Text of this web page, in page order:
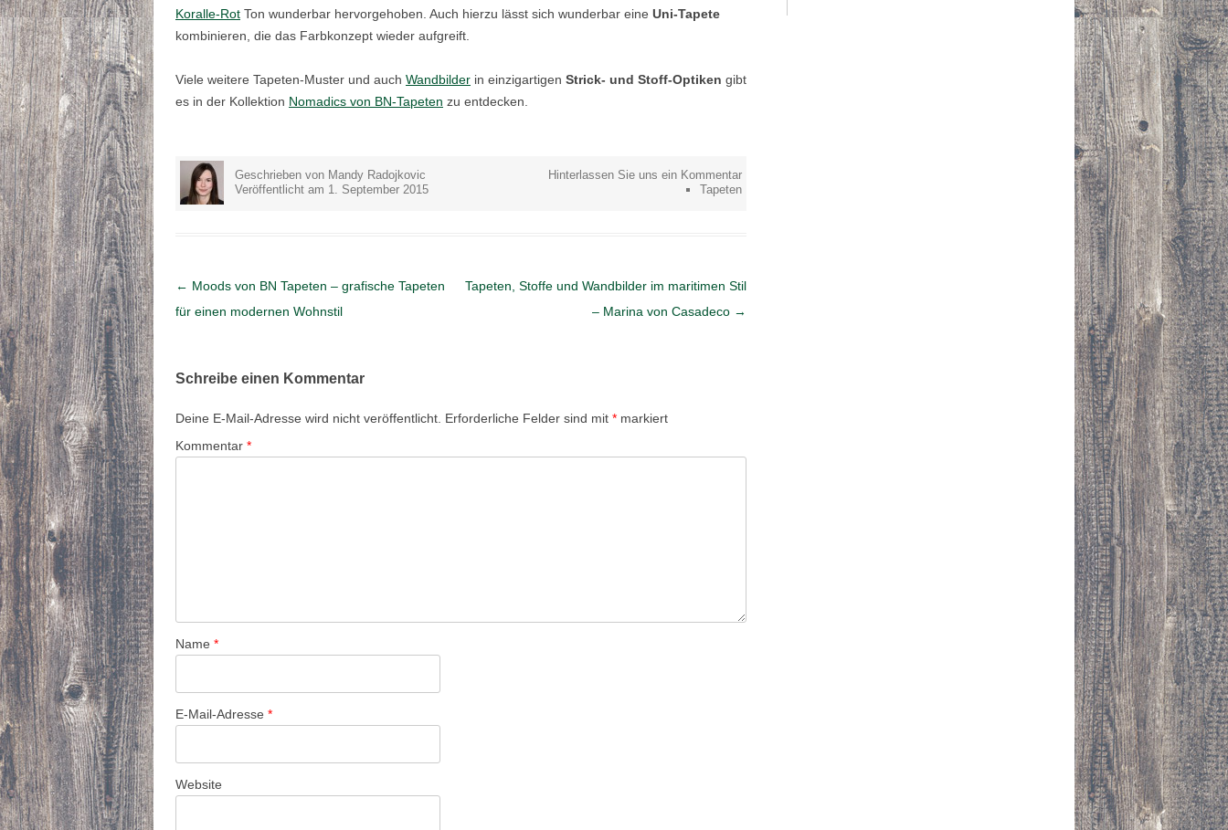
Koralle-Rot Ton wunderbar hervorgehoben. Auch hierzu lässt sich wunderbar eine Uni-Tapete
kombinieren, die das Farbkonzept wieder aufgreift.
Viele weitere Tapeten-Muster und auch Wandbilder in einzigartigen Strick- und Stoff-Optiken gibt
es in der Kollektion Nomadics von BN-Tapeten zu entdecken.
Geschrieben von Mandy Radojkovic
Veröffentlicht am 1. September 2015
Hinterlassen Sie uns ein Kommentar
Tapeten
Artikel-Navigation
← Moods von BN Tapeten – grafische Tapeten
für einen modernen Wohnstil
Tapeten, Stoffe und Wandbilder im maritimen Stil
– Marina von Casadeco →
Schreibe einen Kommentar
Deine E-Mail-Adresse wird nicht veröffentlicht. Erforderliche Felder sind mit * markiert
Kommentar *
Name *
E-Mail-Adresse *
Website